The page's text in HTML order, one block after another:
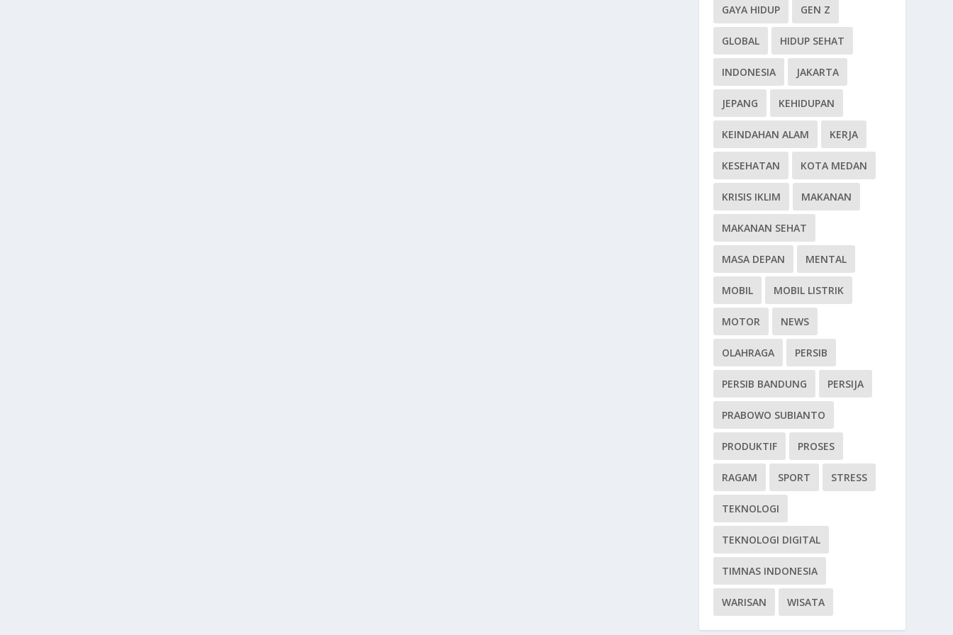
GAYA HIDUP GEN Z
GLOBAL HIDUP SEHAT
INDONESIA JAKARTA
JEPANG KEHIDUPAN
KEINDAHAN ALAM KERJA
KESEHATAN KOTA MEDAN
KRISIS IKLIM MAKANAN
MAKANAN SEHAT
MASA DEPAN MENTAL
MOBIL MOBIL LISTRIK
MOTOR NEWS
OLAHRAGA PERSIB
PERSIB BANDUNG PERSIJA
PRABOWO SUBIANTO
PRODUKTIF PROSES
RAGAM SPORT STRESS
TEKNOLOGI
TEKNOLOGI DIGITAL
TIMNAS INDONESIA
WARISAN WISATA